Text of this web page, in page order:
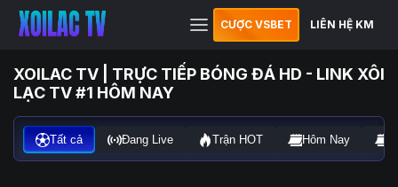
CƯỢC VSBET LIÊN HỆ KM
XOILAC TV | TRỰC TIẾP BÓNG ĐÁ HD - LINK XÔI
LẠC TV #1 HÔM NAY
Tất cả Đang Live Trận HOT Hôm Nay